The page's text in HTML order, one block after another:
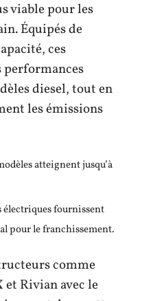
viable pour les
Équipés de
ces
diesel, tout en
les émissions
atteignent jusqu’à
électriques fournissent
pour le franchissement.
comme
et Rivian avec le